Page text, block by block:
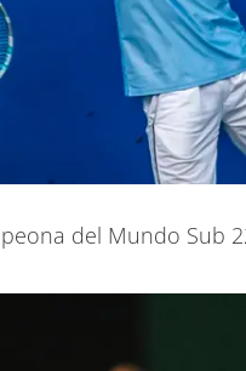
del Mundo Sub